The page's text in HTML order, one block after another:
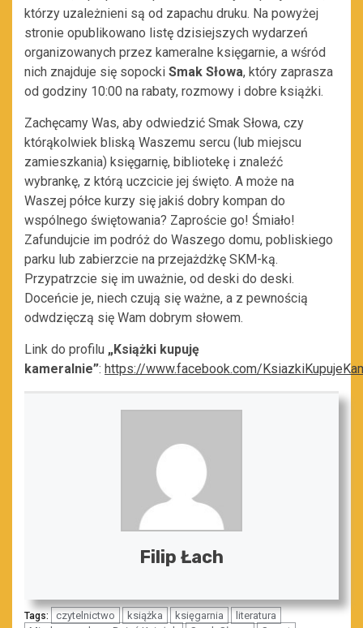
którzy uzależnieni są od zapachu druku. Na powyżej
stronie opublikowano listę dzisiejszych wydarzeń
organizowanych przez kameralne księgarnie, a wśród
nich znajduje się sopocki Smak Słowa, który zaprasza
od godziny 10:00 na rabaty, rozmowy i dobre książki.
Zachęcamy Was, aby odwiedzić Smak Słowa, czy
którąkolwiek bliską Waszemu sercu (lub miejscu
zamieszkania) księgarnię, bibliotekę i znaleźć
wybrankę, z którą uczcicie jej święto. A może na
Waszej półce kurzy się jakiś dobry kompan do
wspólnego świętowania? Zaproście go! Śmiało!
Zafundujcie im podróż do Waszego domu, pobliskiego
parku lub zabierzcie na przejażdżkę SKM-ką.
Przypatrzcie się im uważnie, od deski do deski.
Doceńcie je, niech czują się ważne, a z pewnością
odwdzięczą się Wam dobrym słowem.
Link do profilu „Książki kupuję
kameralnie”: https://www.facebook.com/
Filip Łach
Tags: czytelnictwo książka księgarnia
literatura